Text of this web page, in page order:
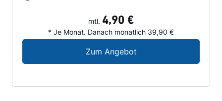
mtl. 4,90 €
* Je Monat. Danach monatlich 39,90 €
Zum AngebotDigital-Angebot für